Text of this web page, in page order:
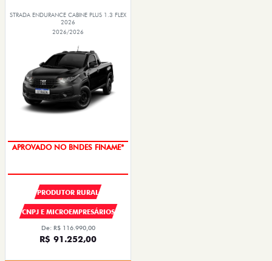
STRADA ENDURANCE CABINE PLUS 1.3 FLEX
2026
2026/2026
APROVADO NO BNDES FINAME*
PRODUTOR RURAL
CNPJ E MICROEMPRESÁRIOS
De: R$ 116.990,00
R$ 91.252,00